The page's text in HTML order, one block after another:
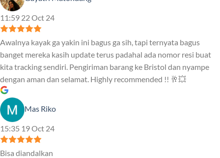
11:59 22 Oct 24
Awalnya kayak ga yakin ini bagus ga sih, tapi ternyata bagus
banget mereka kasih update terus padahal ada nomor resi buat
kita tracking sendiri. Pengiriman barang ke Bristol dan nyampe
dengan aman dan selamat. Highly recommended !! 🥂💥
Mas Riko
15:35 19 Oct 24
Bisa diandalkan